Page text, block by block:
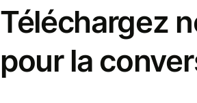
Téléchargez
pour la